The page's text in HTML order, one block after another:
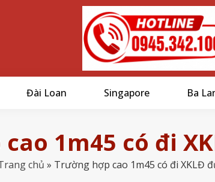
Đài Loan Singapore Ba
1m45 có đi
chủ » Trường hợp cao 1m45 có đi XKLĐ